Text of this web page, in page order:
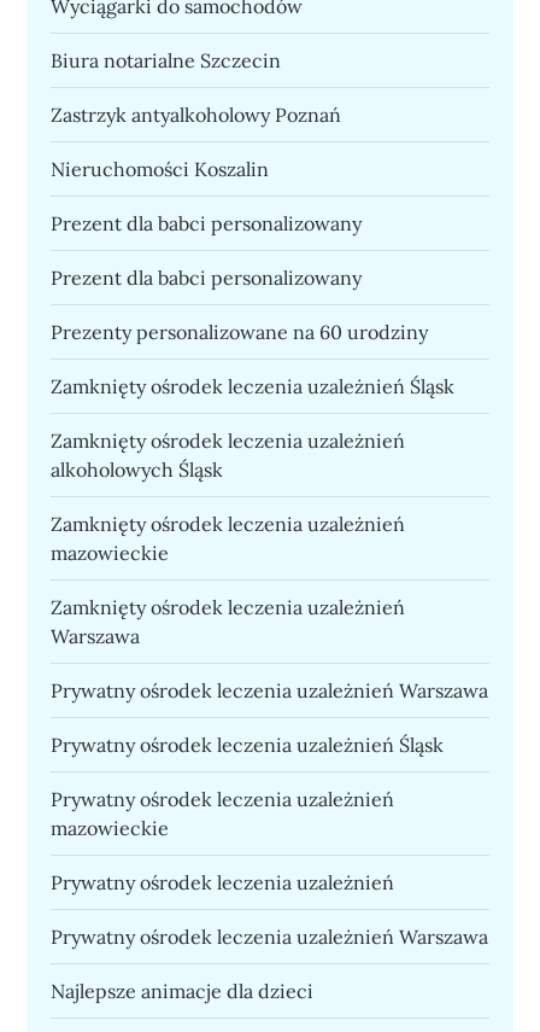
Wyciągarki do samochodów
Biura notarialne Szczecin
Zastrzyk antyalkoholowy Poznań
Nieruchomości Koszalin
Prezent dla babci personalizowany
Prezent dla babci personalizowany
Prezenty personalizowane na 60 urodziny
Zamknięty ośrodek leczenia uzależnień Śląsk
Zamknięty ośrodek leczenia uzależnień
alkoholowych Śląsk
Zamknięty ośrodek leczenia uzależnień
mazowieckie
Zamknięty ośrodek leczenia uzależnień
Warszawa
Prywatny ośrodek leczenia uzależnień Warszawa
Prywatny ośrodek leczenia uzależnień Śląsk
Prywatny ośrodek leczenia uzależnień
mazowieckie
Prywatny ośrodek leczenia uzależnień
Prywatny ośrodek leczenia uzależnień Warszawa
Najlepsze animacje dla dzieci